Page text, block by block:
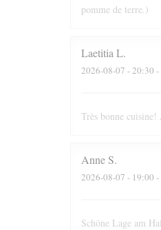
pomme de terre.)
Laetitia L
2026-08-07 - 20:30 -
Très bonne
Anne S
2026-08-07 - 19:00 -
Schöne Lage am